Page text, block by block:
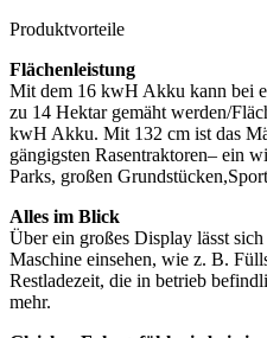
Produktvorteile
Flächenleistung
Mit dem 16 kwH Akku kann bei
zu 14 Hektar gemäht werden/
kwH Akku. Mit 132 cm ist das
gängigsten Rasentraktoren– ein
Parks, großen
Alles im Blick
Über ein großes Display lässt
Maschine einsehen, wie z. B.
Restladezeit, die in betrieb
mehr.